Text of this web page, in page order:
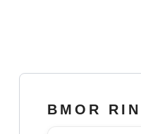
BMOR